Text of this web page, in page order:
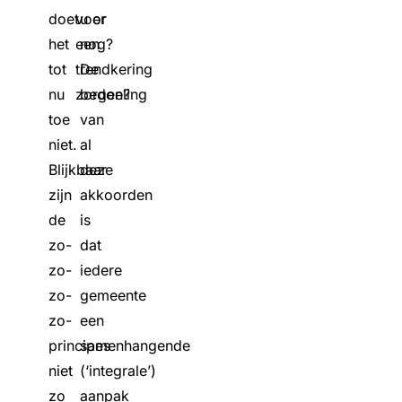
doet
het
tot
nu
toe
niet.
Blijkbaar
zijn
de
zo-
zo-
zo-
zo-
principes
niet
zo
voor
een
trendkering
zorgen?
u er
nog?
De
bedoeling
van
al
deze
akkoorden
is
dat
iedere
gemeente
een
samenhangende
(‘integrale’)
aanpak